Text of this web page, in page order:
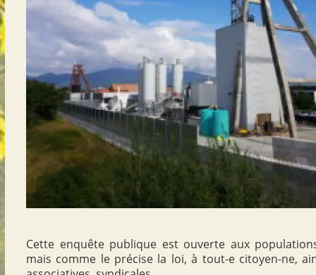
Cette enquête publique est ouverte aux
mais comme le précise la loi, à tout-e citoyen-ne,